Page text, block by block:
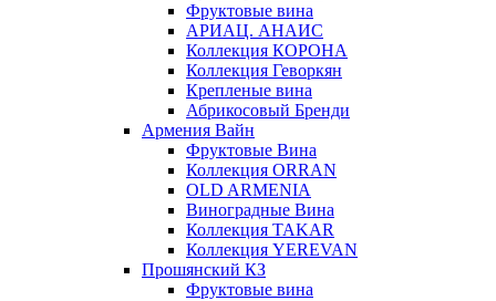
Фруктовые вина
АРИАЦ. АНАИС
Коллекция КОРОНА
Коллекция Геворкян
Крепленые вина
Абрикосовый Бренди
Армения Вайн
Фруктовые Вина
Коллекция ORRAN
OLD ARMENIA
Виноградные Вина
Коллекция TAKAR
Коллекция YEREVAN
Прошянский КЗ
Фруктовые вина